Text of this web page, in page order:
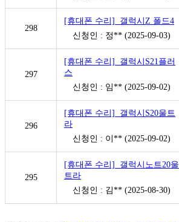
298
[휴대폰 수리] 갤럭시Z 폴드4
신청인 : 정** (2025-09-03)
297
[휴대폰 수리] 갤럭시S21플러
스
신청인 : 임** (2025-09-02)
296
[휴대폰 수리] 갤럭시S20울트
라
신청인 : 이** (2025-09-02)
295
[휴대폰 수리] 갤럭시노트20울
트라
신청인 : 김** (2025-08-30)